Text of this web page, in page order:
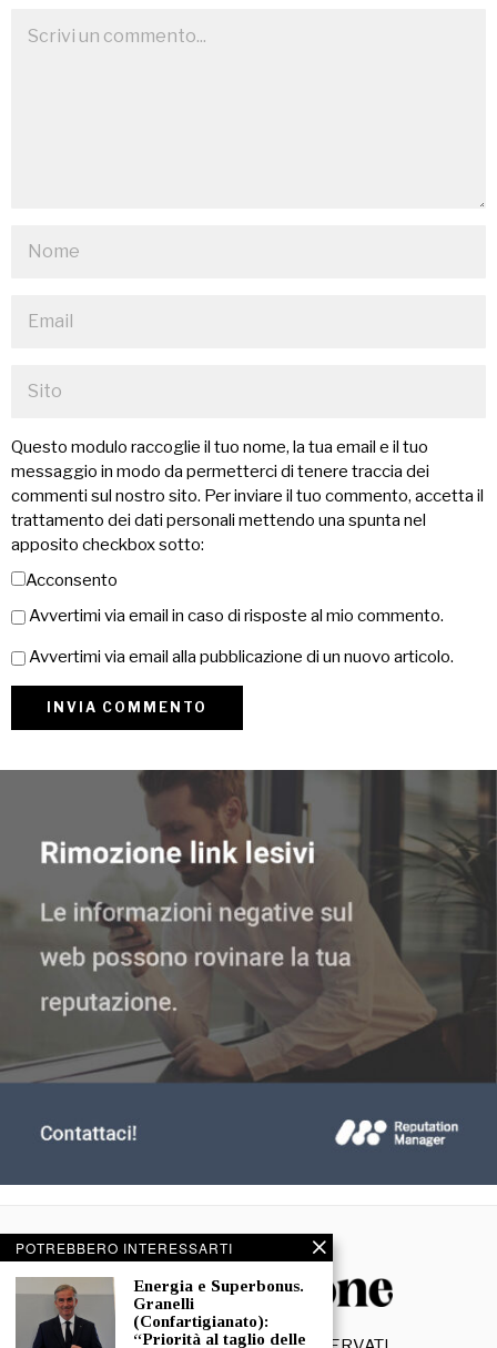
Questo modulo raccoglie il tuo nome, la tua email e il tuo
messaggio in modo da permetterci di tenere traccia dei
commenti sul nostro sito. Per inviare il tuo commento, accetta il
trattamento dei dati personali mettendo una spunta nel
apposito checkbox sotto:
Acconsento
Avvertimi via email in caso di risposte al mio commento.
Avvertimi via email alla pubblicazione di un nuovo articolo.
POTREBBERO INTERESSARTI
Energia e Superbonus.
Granelli
(Confartigianato):
“Priorità al taglio delle